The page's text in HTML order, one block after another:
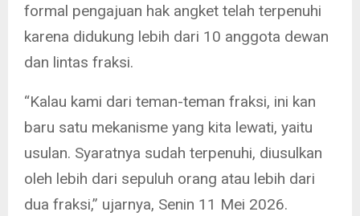
formal pengajuan hak angket telah terpenuhi
karena didukung lebih dari 10 anggota dewan
dan lintas fraksi.
“Kalau kami dari teman-teman fraksi, ini kan
baru satu mekanisme yang kita lewati, yaitu
usulan. Syaratnya sudah terpenuhi, diusulkan
oleh lebih dari sepuluh orang atau lebih dari
dua fraksi,” ujarnya, Senin 11 Mei 2026.